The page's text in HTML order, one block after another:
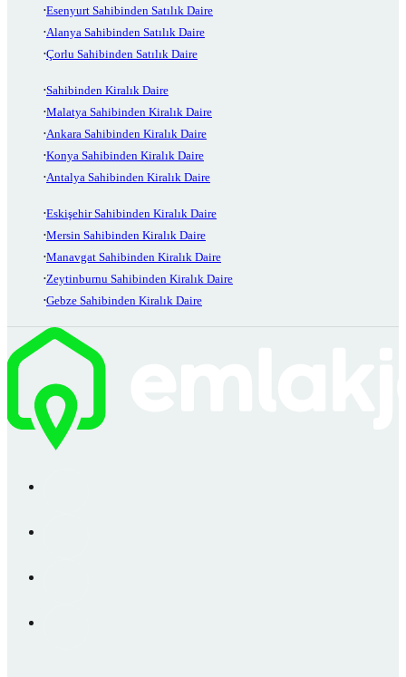
Esenyurt Sahibinden Satılık Daire
Alanya Sahibinden Satılık Daire
Çorlu Sahibinden Satılık Daire
Sahibinden Kiralık Daire
Malatya Sahibinden Kiralık Daire
Ankara Sahibinden Kiralık Daire
Konya Sahibinden Kiralık Daire
Antalya Sahibinden Kiralık Daire
Eskişehir Sahibinden Kiralık Daire
Mersin Sahibinden Kiralık Daire
Manavgat Sahibinden Kiralık Daire
Zeytinburnu Sahibinden Kiralık Daire
Gebze Sahibinden Kiralık Daire